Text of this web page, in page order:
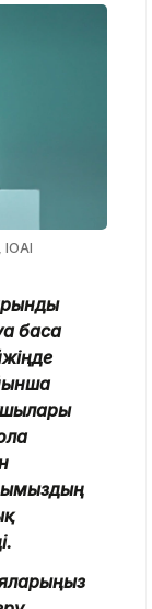
баса